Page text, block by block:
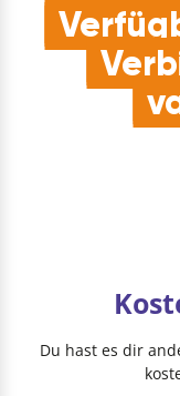
Du hast es dir